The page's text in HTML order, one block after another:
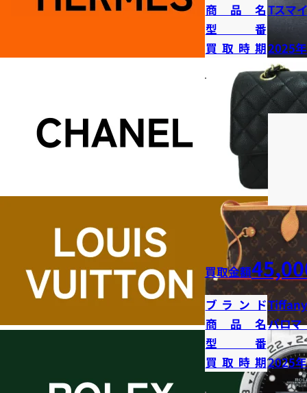
商品名Tスマ
型番
買取時期2025
買取金額
ブランド
商品名パロマ
型番
買取時期2025